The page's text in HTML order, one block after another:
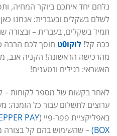
נלחם יחד איתכם ביוקר המחיה,
לשלם בשקלים ובעברית: אנחנו
תמיד בשקלים, בעברית – ובצורה
ככה קל! לוקו0ט
חוסך לכם הרבה
מהרכישה הראשונה! הקניה אגב,
האשראי: רגילים ונטענים!
ערוצים לתשלום עבור כל הזמנה:
באפליקציית פפר-פיי (PAY
BOX) – שהשימוש בהם קל בצורה